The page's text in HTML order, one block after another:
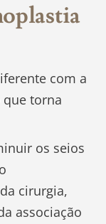
com a
torna
os seios
cirurgia,
associação